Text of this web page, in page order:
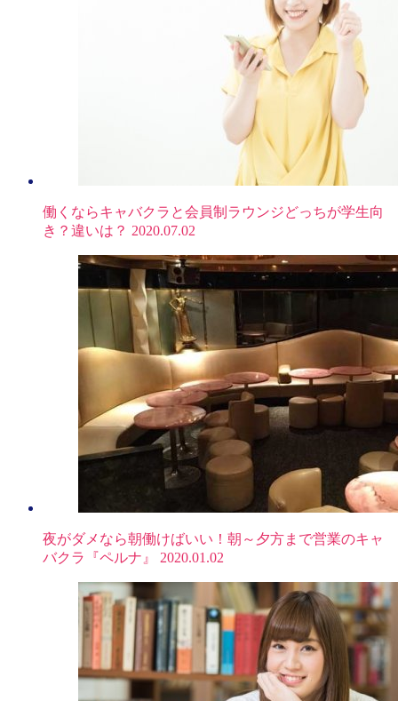
働くならキャバクラと会員制ラウンジどっちが学生向
き？違いは？ 2020.07.02
夜がダメなら朝働けばいい！朝～夕方まで営業のキャ
バクラ『ペルナ』 2020.01.02